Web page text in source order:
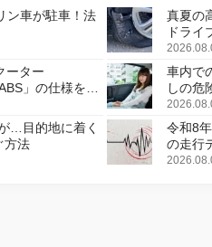
ン車が駐車！法
真夏の
ドライ
ーター
」の仕様を変
車内で
しの危
…目的地に着く
方法
令和8
の走行